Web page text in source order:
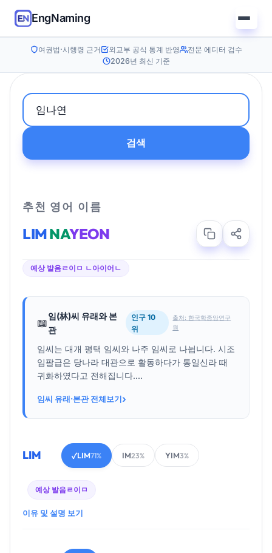
EngNaming
여권법·시행령 근거 외교부 공식 통계 반영
전문 에디터 검수
2026년 최신 기준
검색
추천 영어 이름
LIMNAYEON
예상 발음ㄹ이ㅁ ㄴ아이어ㄴ
📖
임(林)씨 유래와 본
관
인구 10
위
출처: 한국학중앙연구
원
임씨는 대개 평택 임씨와 나주 임씨로 나뉩니다. 시조
임팔급은 당나라 대관으로 활동하다가 통일신라 때
귀화하였다고 전해집니다....
임씨 유래·본관 전체보기›
LIM ✓LIM71% IM23% YIM3%
예상 발음ㄹ이ㅁ
이유 및 설명 보기